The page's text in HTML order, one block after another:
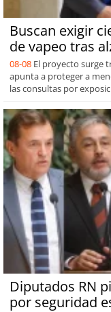
Buscan exigir
de vapeo tras
08-08 El proyecto surge
apunta a proteger a
las consultas por
Diputados RN
por seguridad